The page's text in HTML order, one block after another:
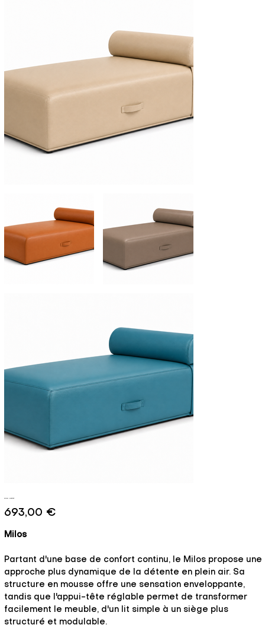
Prix
693,00 €
Milos
Partant d'une base de confort continu, le Milos propose une
approche plus dynamique de la détente en plein air. Sa
structure en mousse offre une sensation enveloppante,
tandis que l'appui-tête réglable permet de transformer
facilement le meuble, d'un lit simple à un siège plus
structuré et modulable.